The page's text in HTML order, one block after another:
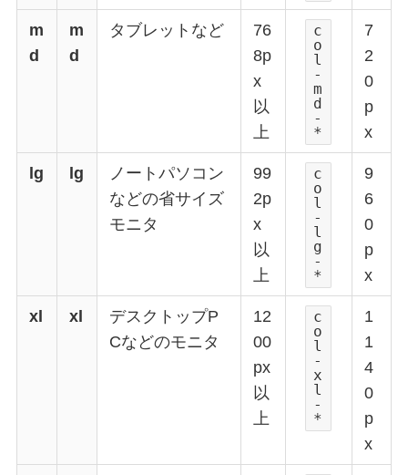
m
d
m
d
タブレットなど
76
8p
x
以
上
c
o
l
-
m
d
-
*
7
2
0
p
x
lg lg
ノートパソコン
などの省サイズ
モニタ
99
2p
x
以
上
c
o
l
-
l
g
-
*
9
6
0
p
x
xl xl
デスクトップP
Cなどのモニタ
12
00
px
以
上
c
o
l
-
x
l
-
*
1
1
4
0
p
x